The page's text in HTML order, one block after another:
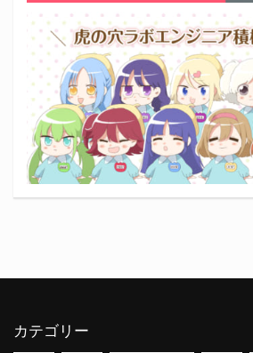
カテゴリー